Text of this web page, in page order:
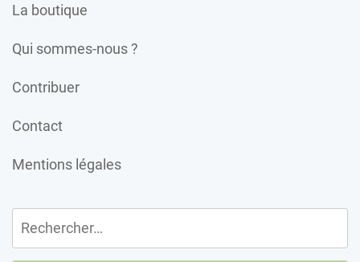
La boutique
Qui sommes-nous ?
Contribuer
Contact
Mentions légales
Rechercher :